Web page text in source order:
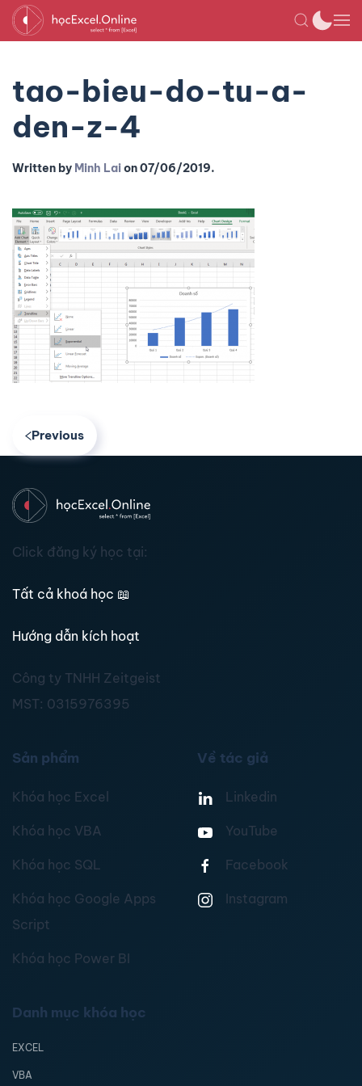
tao-bieu-do-tu-a-
den-z-4
Written by Minh Laion07/06/2019.
Previous
Click đăng ký học tại:
Tất cả khoá học 📖
Hướng dẫn kích hoạt
Công ty TNHH Zeitgeist
MST: 0315976395
Sản phẩm
Khóa học Excel
Khóa học VBA
Khóa học SQL
Khóa học Google Apps
Script
Khóa học Power BI
Về tác giả
Linkedin
YouTube
Facebook
Instagram
Danh mục khóa học
EXCEL
VBA